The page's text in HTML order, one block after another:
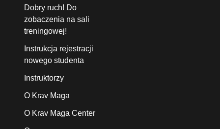
Dobry ruch! Do
zobaczenia na sali
treningowej!
Instrukcja rejestracji
nowego studenta
Instruktorzy
O Krav Maga
O Krav Maga Center